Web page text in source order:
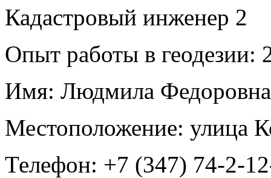
Кадастровый инженер 2
Опыт работы в геодезии:
Имя: Людмила
Местоположение: улица
Телефон: +7 (347) 74-2-